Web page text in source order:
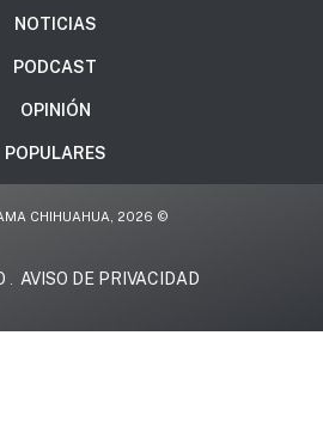
NOTICIAS
PODCAST
OPINIÓN
POPULARES
CHIHUAHUA, 2026 ©
AVISO DE PRIVACIDAD